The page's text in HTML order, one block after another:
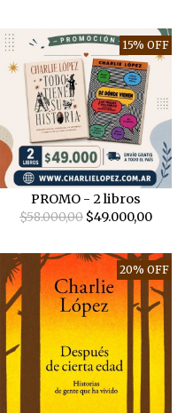
15% OFF
PROMO - 2 libros
$58.000,00 $49.000,00
20% OFF